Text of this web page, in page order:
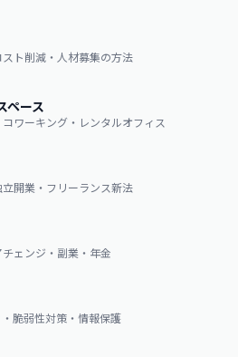
ト削減・人材募集の方法
ペース
ワーキング・レンタルオフィス
開業・フリーランス新法
ェンジ・副業・年金
脆弱性対策・情報保護